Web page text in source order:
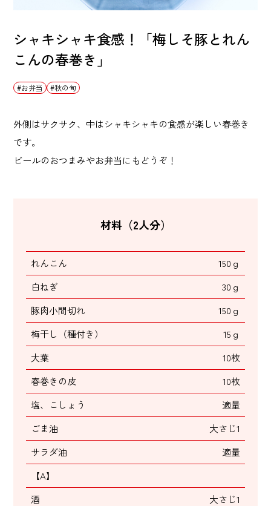
シャキシャキ食感！「梅しそ豚とれん
こんの春巻き」
お弁当 秋の旬
外側はサクサク、中はシャキシャキの食感が楽しい春巻き
です。
ビールのおつまみやお弁当にもどうぞ！
材料（2人分）
れんこん
150ｇ
白ねぎ
30ｇ
豚肉小間切れ
150ｇ
梅干し（種付き）
15ｇ
大葉
10枚
春巻きの皮
10枚
塩、こしょう
適量
ごま油
大さじ1
サラダ油
適量
【A】
酒
大さじ1